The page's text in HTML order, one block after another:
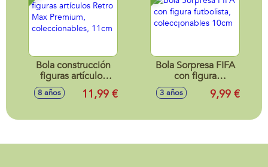
Bola construcción
figuras artículos
Retro Max
Premium,
11cm
8 años 11,99 €
Bola Sorpresa FIFA
con figura
futbolista,
colecc¡onables
3 años 9,99 €